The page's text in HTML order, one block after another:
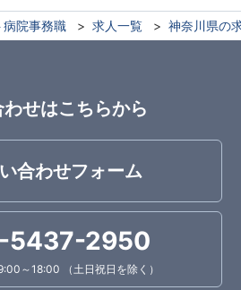
病院事務職 求人一覧 神奈川県の
せはこちらから
合わせフォーム
5437-2950
～18:00 （土日祝日を除く）